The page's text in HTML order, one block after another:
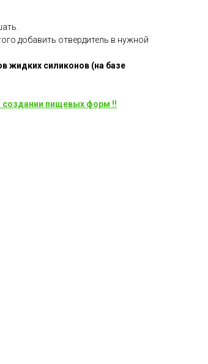
добавить отвердитель в нужной
жидких силиконов (на базе
создании пищевых форм !!